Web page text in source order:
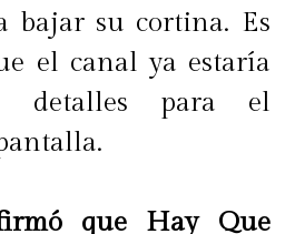
bajar su cortina. Es
el canal ya estaría
detalles para el
que Hay Que